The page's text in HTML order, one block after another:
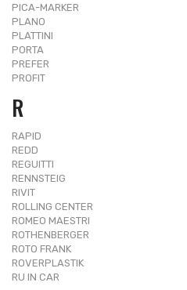
PICA-MARKER
PLANO
PLATTINI
PORTA
PREFER
PROFIT
R
RAPID
REDD
REGUITTI
RENNSTEIG
RIVIT
ROLLING CENTER
ROMEO MAESTRI
ROTHENBERGER
ROTO FRANK
ROVERPLASTIK
RU IN CAR